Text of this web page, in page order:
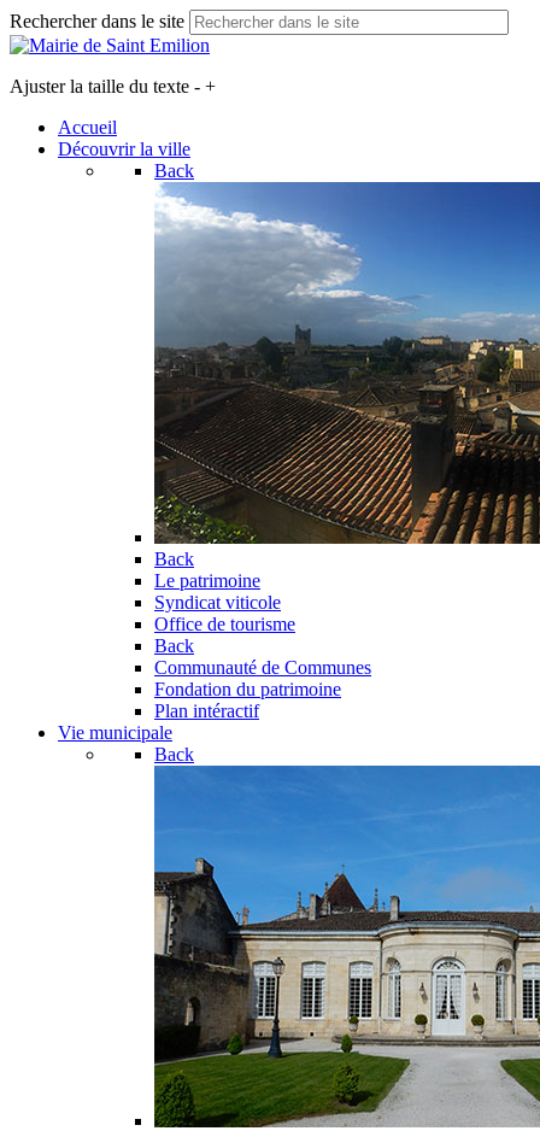
Rechercher dans le site
Ajuster la taille du texte - +
Accueil
Découvrir la ville
Back
Back
Le patrimoine
Syndicat viticole
Office de tourisme
Back
Communauté de Communes
Fondation du patrimoine
Plan intéractif
Vie municipale
Back